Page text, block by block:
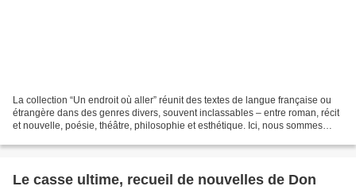
La collection “Un endroit où aller” réunit des textes de langue française ou
étrangère dans des genres divers, souvent inclassables – entre roman, récit
et nouvelle, poésie, théâtre, philosophie et esthétique. Ici, nous sommes
Le casse ultime, recueil de nouvelles de Don